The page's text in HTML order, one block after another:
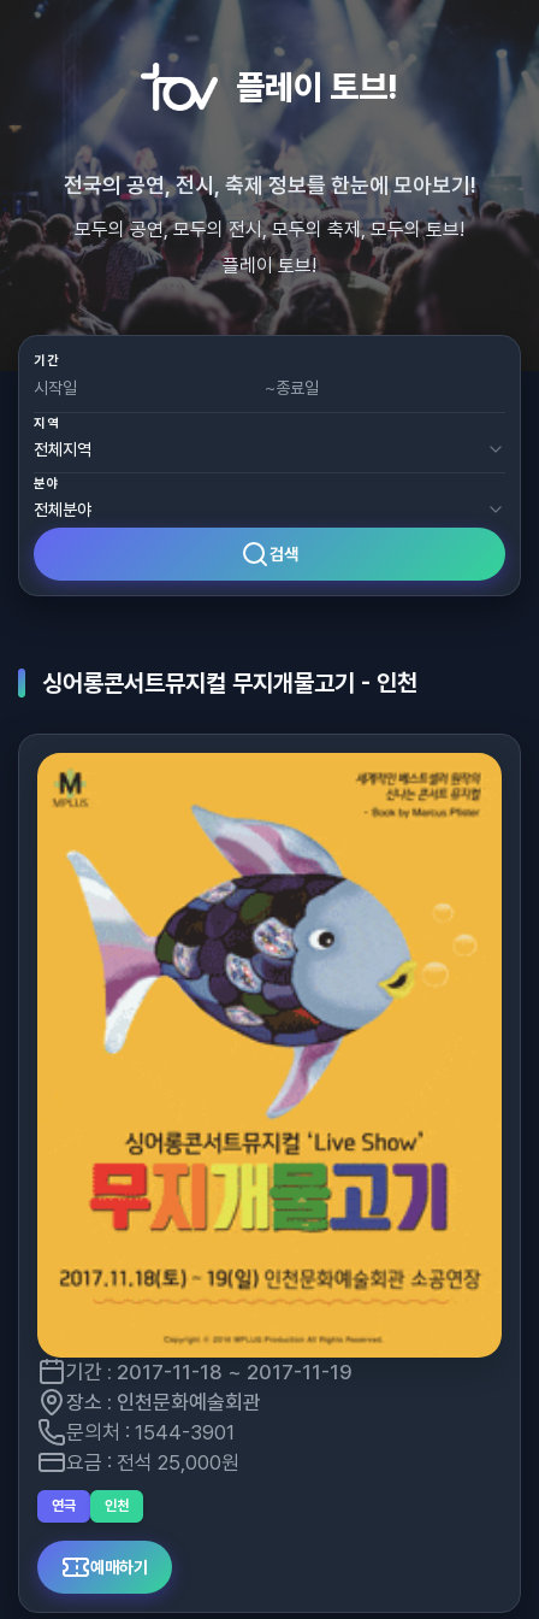
플레이 토브!
전국의 공연, 전시, 축제 정보를 한눈에 모아보기!
모두의 공연, 모두의 전시, 모두의 축제, 모두의 토브!
플레이 토브!
기간
~
지역
분야
검색
싱어롱콘서트뮤지컬 무지개물고기 - 인천
기간 : 2017-11-18 ~ 2017-11-19
장소 : 인천문화예술회관
문의처 : 1544-3901
요금 : 전석 25,000원
연극 인천
예매하기